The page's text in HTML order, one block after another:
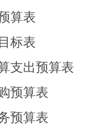
算表
标表
支出预算表
预算表
预算表